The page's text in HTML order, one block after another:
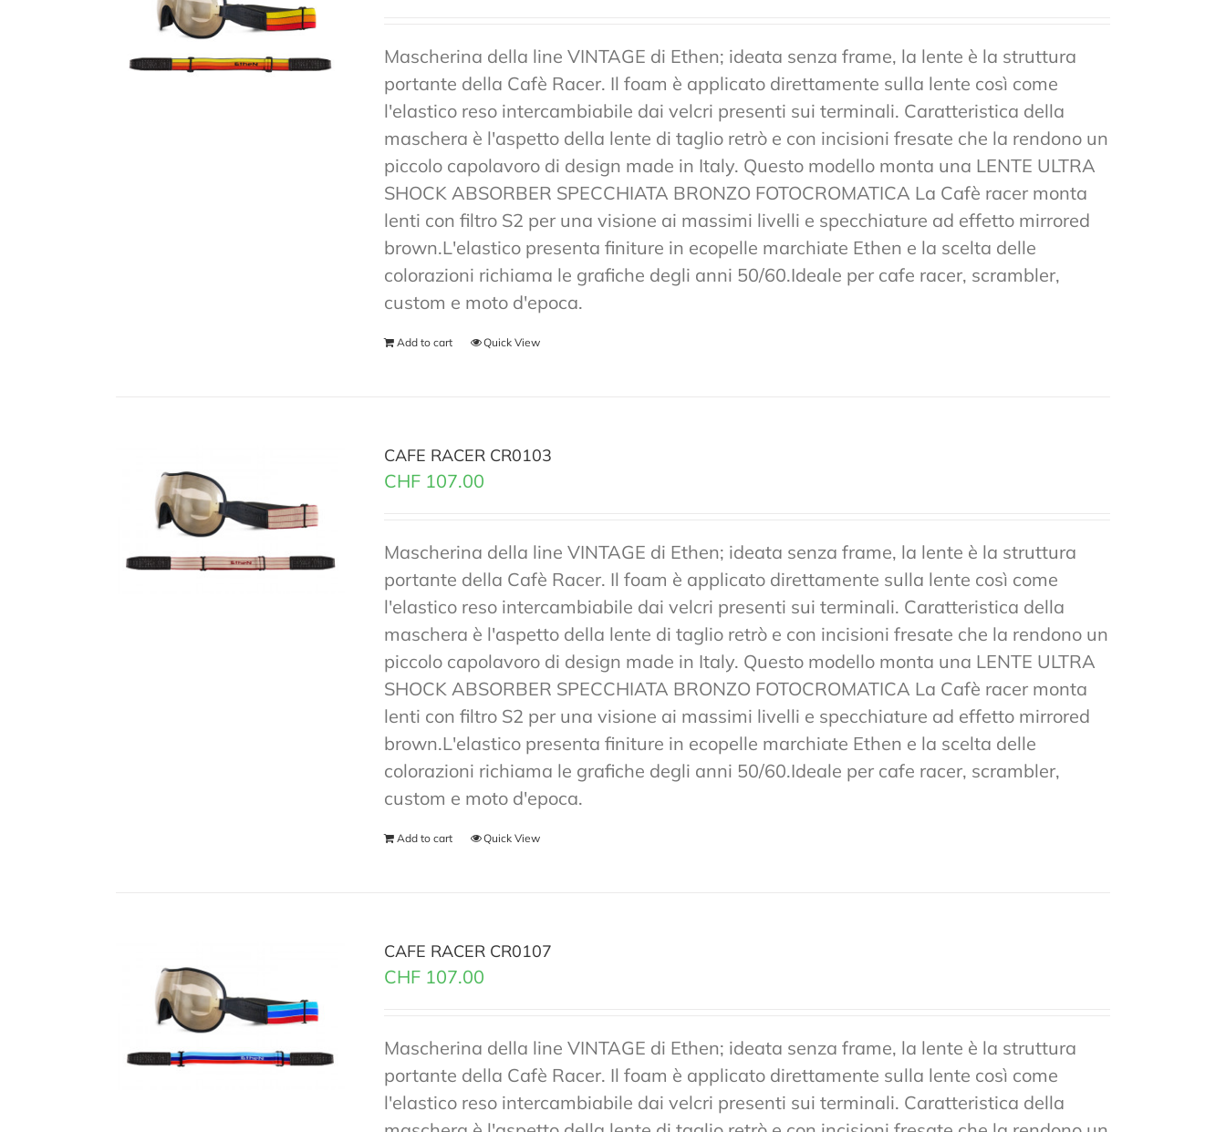
Mascherina della line VINTAGE di Ethen; ideata senza frame, la lente è la struttura
portante della Cafè Racer. Il foam è applicato direttamente sulla lente così come
l'elastico reso intercambiabile dai velcri presenti sui terminali. Caratteristica della
maschera è l'aspetto della lente di taglio retrò e con incisioni fresate che la rendono un
piccolo capolavoro di design made in Italy. Questo modello monta una LENTE ULTRA
SHOCK ABSORBER SPECCHIATA BRONZO FOTOCROMATICA La Cafè racer monta
lenti con filtro S2 per una visione ai massimi livelli e specchiature ad effetto mirrored
brown.L'elastico presenta finiture in ecopelle marchiate Ethen e la scelta delle
colorazioni richiama le grafiche degli anni 50/60.Ideale per cafe racer, scrambler,
custom e moto d'epoca.
Add to cart Quick View
CAFE RACER CR0103
CHF 107.00
Mascherina della line VINTAGE di Ethen; ideata senza frame, la lente è la struttura
portante della Cafè Racer. Il foam è applicato direttamente sulla lente così come
l'elastico reso intercambiabile dai velcri presenti sui terminali. Caratteristica della
maschera è l'aspetto della lente di taglio retrò e con incisioni fresate che la rendono un
piccolo capolavoro di design made in Italy. Questo modello monta una LENTE ULTRA
SHOCK ABSORBER SPECCHIATA BRONZO FOTOCROMATICA La Cafè racer monta
lenti con filtro S2 per una visione ai massimi livelli e specchiature ad effetto mirrored
brown.L'elastico presenta finiture in ecopelle marchiate Ethen e la scelta delle
colorazioni richiama le grafiche degli anni 50/60.Ideale per cafe racer, scrambler,
custom e moto d'epoca.
Add to cart Quick View
CAFE RACER CR0107
CHF 107.00
Mascherina della line VINTAGE di Ethen; ideata senza frame, la lente è la struttura
portante della Cafè Racer. Il foam è applicato direttamente sulla lente così come
l'elastico reso intercambiabile dai velcri presenti sui terminali. Caratteristica della